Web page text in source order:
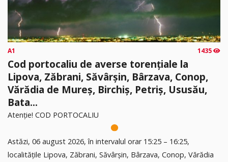
A1 1435
Cod portocaliu de averse torențiale la
Lipova, Zăbrani, Săvârșin, Bârzava, Conop,
Vărădia de Mureș, Birchiș, Petriș, Ususău,
Bata...
Atenție! COD PORTOCALIU
Astăzi, 06 august 2026, în intervalul orar 15:25 – 16:25,
localitățile Lipova, Zăbrani, Săvârșin, Bârzava, Conop, Vărădia